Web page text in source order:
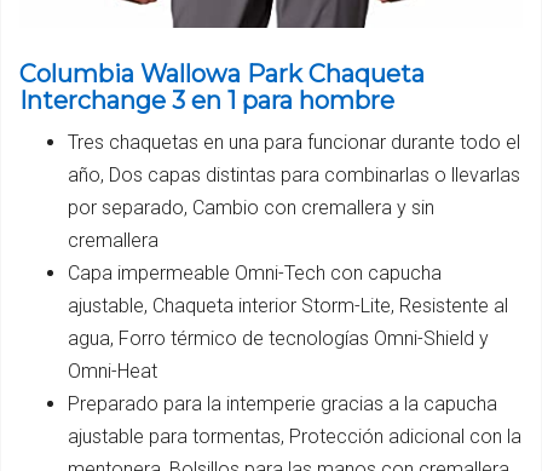
Columbia Wallowa Park Chaqueta
Interchange 3 en 1 para hombre
Tres chaquetas en una para funcionar durante todo el
año, Dos capas distintas para combinarlas o llevarlas
por separado, Cambio con cremallera y sin
cremallera
Capa impermeable Omni-Tech con capucha
ajustable, Chaqueta interior Storm-Lite, Resistente al
agua, Forro térmico de tecnologías Omni-Shield y
Omni-Heat
Preparado para la intemperie gracias a la capucha
ajustable para tormentas, Protección adicional con la